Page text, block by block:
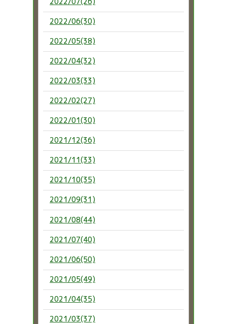
2022/06(30)
2022/05(38)
2022/04(32)
2022/03(33)
2022/02(27)
2022/01(30)
2021/12(36)
2021/11(33)
2021/10(35)
2021/09(31)
2021/08(44)
2021/07(40)
2021/06(50)
2021/05(49)
2021/04(35)
2021/03(37)